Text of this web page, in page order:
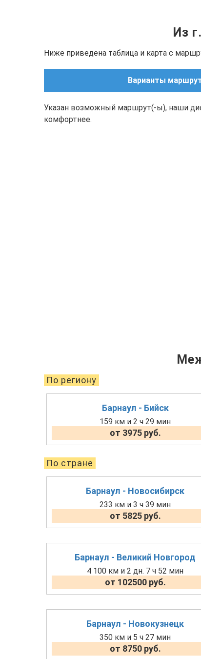
Из
Ниже приведена таблица и карта с
Варианты
Указан возможный маршрут(-ы), наши
комфортнее.
По региону
Барнаул - Бийск
159 км и 2 ч 29 мин
от 3975 руб.
По стране
Барнаул - Новосибирск
233 км и 3 ч 39 мин
от 5825 руб.
Барнаул - Великий Новгород
4 100 км и 2 дн. 7 ч 52 мин
от 102500 руб.
Барнаул - Новокузнецк
350 км и 5 ч 27 мин
от 8750 руб.